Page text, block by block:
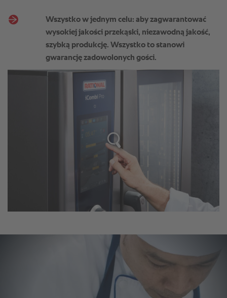
Wszystko w jednym celu: aby zagwarantować
wysokiej jakości przekąski, niezawodną jakość,
szybką produkcję. Wszystko to stanowi
gwarancję zadowolonych gości.